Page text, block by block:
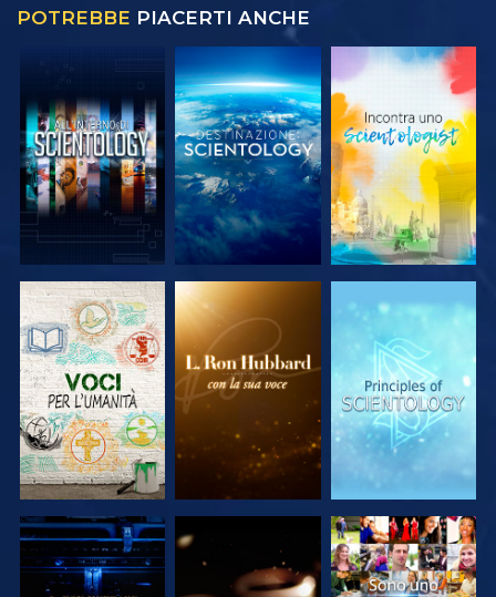
POTREBBE PIACERTI ANCHE
ESPLORA LE
SERIE
ESPLORA LE
SERIE
ESPLORA LE
SERIE
ESPLORA LE
ESPLORA LE
GUARDA